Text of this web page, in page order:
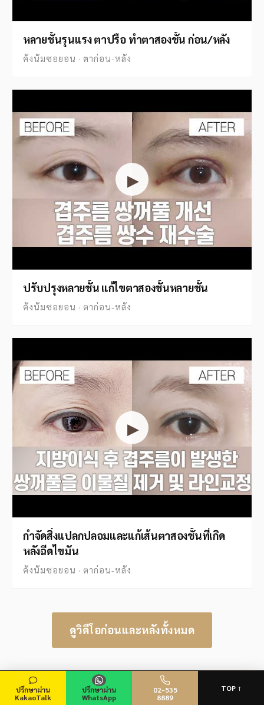
หลายชั้นรุนแรง ตาปรือ ทำตาสองชั้น ก่อน/หลัง
คังนัมซอยอน · ตาก่อน-หลัง
▶
ปรับปรุงหลายชั้น แก้ไขตาสองชั้นหลายชั้น
คังนัมซอยอน · ตาก่อน-หลัง
▶
กำจัดสิ่งแปลกปลอมและแก้เส้นตาสองชั้นที่เกิด
หลังฉีดไขมัน
คังนัมซอยอน · ตาก่อน-หลัง
ดูวิดีโอก่อนและหลังทั้งหมด
ปรึกษาผ่าน
KakaoTalk
ปรึกษาผ่าน
WhatsApp
02-535
8889
TOP ↑